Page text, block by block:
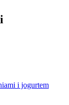
i jogurtem